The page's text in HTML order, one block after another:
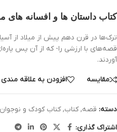
کتاب داستان ها و افسانه های
ترک‌ها در قرن دهم پیش از میلاد از
قصه‌های با ارزشی را- که از آن پس
آوردند.
مقایسه افزودن به علاقه مندی
دسته: قصه, کتاب, کتاب کودک و نوجوان
اشتراک گذاری: